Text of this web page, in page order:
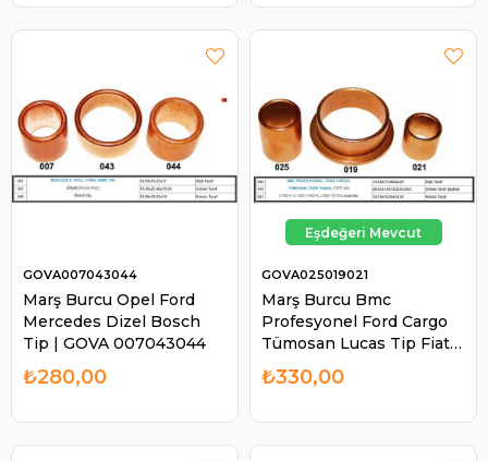
Marş Burcu Opel Ford
Mercedes Dizel Bosch
Tip | GOVA 007043044
GOVA007043044
₺280,00
Marş Burcu Bmc
Profesyonel Ford Cargo
Tümosan Lucas Tip Fiat
480 TCT106 | GOVA
025019021
GOVA025019021
₺330,00